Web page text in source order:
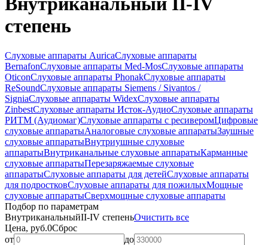
степень
Слуховые аппараты AuricaСлуховые аппараты
BernafonСлуховые аппараты Med-MosСлуховые аппараты
OticonСлуховые аппараты PhonakСлуховые аппараты
ReSoundСлуховые аппараты Siemens / Sivantos /
SigniaСлуховые аппараты WidexСлуховые аппараты
ZinbestСлуховые аппараты Исток-АудиоСлуховые аппараты
РИТМ (Аудиомаг)Слуховые аппараты с ресиверомЦифровые
слуховые аппаратыАналоговые слуховые аппаратыЗаушные
слуховые аппаратыВнутриушные слуховые
аппаратыВнутриканальные слуховые аппаратыКарманные
слуховые аппаратыПерезаряжаемые слуховые
аппаратыСлуховые аппараты для детейСлуховые аппараты
для подростковСлуховые аппараты для пожилыхМощные
слуховые аппаратыСверхмощные слуховые аппараты
Подбор по параметрам
ВнутриканальныйII-IV степеньОчистить все
Цена, руб.0Сброс
от
до